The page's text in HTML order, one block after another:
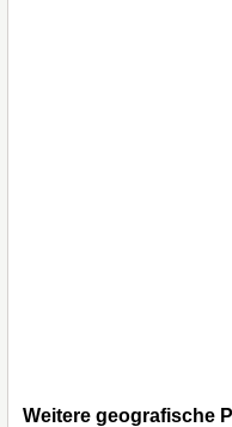
Weitere geografische